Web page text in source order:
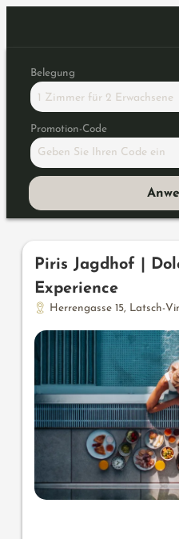
Belegung
1 Zimmer für 2 Erwachsene
Promotion-Code
Geben Sie Ihren Code ein
Unsere
Piris Jagdhof |
Experience
Herrengasse 15, Latsch-